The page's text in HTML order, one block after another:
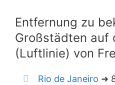
Entfernung zu
Großstädten auf
(Luftlinie) von
Rio de Janeiro ➜